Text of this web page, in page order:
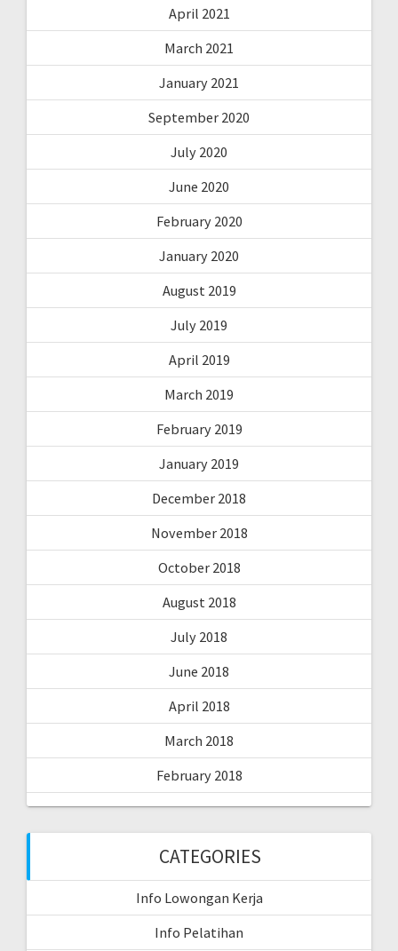
April 2021
March 2021
January 2021
September 2020
July 2020
June 2020
February 2020
January 2020
August 2019
July 2019
April 2019
March 2019
February 2019
January 2019
December 2018
November 2018
October 2018
August 2018
July 2018
June 2018
April 2018
March 2018
February 2018
CATEGORIES
Info Lowongan Kerja
Info Pelatihan